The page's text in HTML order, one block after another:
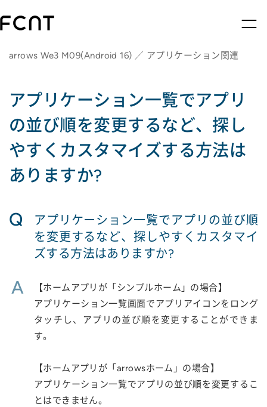
arrows We3 M09(Android 16) ／ アプリケーション関連
アプリケーション一覧でアプリ
の並び順を変更するなど、探し
やすくカスタマイズする方法は
ありますか?
Q
アプリケーション一覧でアプリの並び順
を変更するなど、探しやすくカスタマイ
ズする方法はありますか?
A
【ホームアプリが「シンプルホーム」の場合】
アプリケーション一覧画面でアプリアイコンをロング
タッチし、アプリの並び順を変更することができま
す。
【ホームアプリが「arrowsホーム」の場合】
アプリケーション一覧でアプリの並び順を変更するこ
とはできません。